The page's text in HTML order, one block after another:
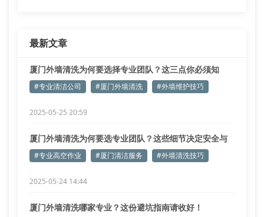
最新文章
厦门外墙清洗为何要选择专业团队？这三点你必须知
道！
#专业清洁公司 #厦门外墙清洗 #外墙维护技巧
2025-05-25 20:59
厦门外墙清洗为何要选专业团队？这些细节决定安全与
效果！
#专业高空作业 #厦门清洁服务 #外墙清洗技巧
2025-05-24 14:44
厦门外墙清洗哪家专业？这份避坑指南请收好！